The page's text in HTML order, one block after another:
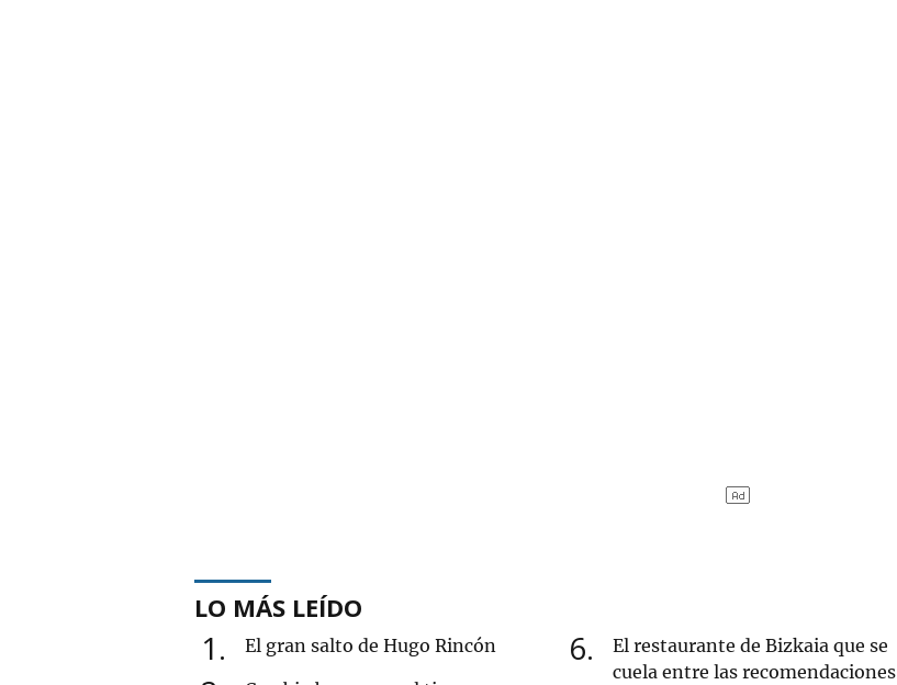
LO MÁS LEÍDO
1 El gran salto de Hugo Rincón 6
El restaurante de Bizkaia que se
cuela entre las recomendaciones